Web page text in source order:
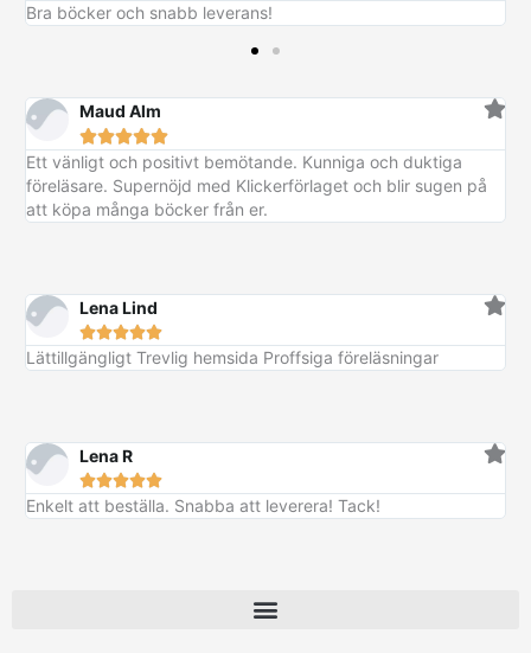
Bra böcker och snabb leverans!
Maud Alm

Ett vänligt och positivt bemötande. Kunniga och duktiga
föreläsare. Supernöjd med Klickerförlaget och blir sugen på
att köpa många böcker från er.
Lena Lind

Lättillgängligt Trevlig hemsida Proffsiga föreläsningar
Lena R

Enkelt att beställa. Snabba att leverera! Tack!